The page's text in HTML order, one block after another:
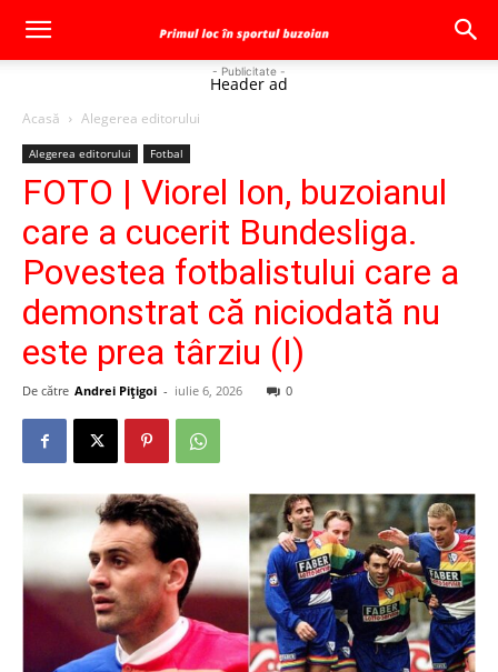
- Publicitate -
Header ad
Acasă Alegerea editorului
Alegerea editorului Fotbal
FOTO | Viorel Ion, buzoianul
care a cucerit Bundesliga.
Povestea fotbalistului care a
demonstrat că niciodată nu
este prea târziu (I)
De către Andrei Pițigoi - iulie 6, 2026 0